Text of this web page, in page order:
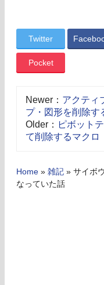
Twitter
Pocket
Newer： アクティ
プ・図形を削除す
Older： ピボット
て削除するマクロ
Home » 雑記 » サイボ
なっていた話